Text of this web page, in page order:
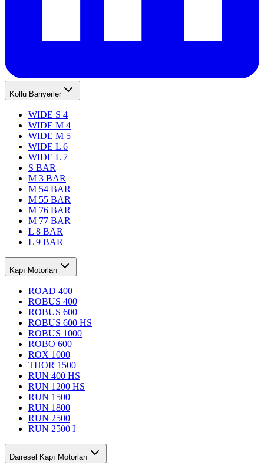
Kollu Bariyerler
WIDE S 4
WIDE M 4
WIDE M 5
WIDE L 6
WIDE L 7
S BAR
M 3 BAR
M 54 BAR
M 55 BAR
M 76 BAR
M 77 BAR
L 8 BAR
L 9 BAR
Kapı Motorları
ROAD 400
ROBUS 400
ROBUS 600
ROBUS 600 HS
ROBUS 1000
ROBO 600
ROX 1000
THOR 1500
RUN 400 HS
RUN 1200 HS
RUN 1500
RUN 1800
RUN 2500
RUN 2500 I
Dairesel Kapı Motorları